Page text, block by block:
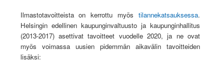
Ilmastotavoitteista on kerrottu myöstilannekatsauksessa.
Helsingin edellinen kaupunginvaltuusto ja kaupunginhallitus
(2013-2017) asettivat tavoitteet vuodelle 2020, ja ne ovat
myös voimassa uusien pidemmän aikavälin tavoitteiden
lisäksi: